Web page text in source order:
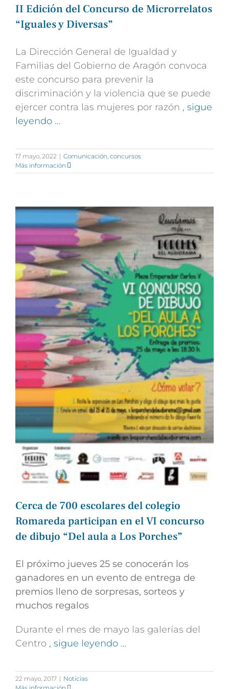
II Edición del Concurso de Microrrelatos
“Iguales y Diversas”
La Dirección General de Igualdad y
Familias del Gobierno de Aragón convoca
este concurso para prevenir la
discriminación y la violencia que se puede
ejercer contra las mujeres por razón , sigue
leyendo …
17 mayo, 2022 | Comunicación concursos
Más información
Cerca de 700 escolares del colegio
Romareda participan en el VI concurso
de dibujo “Del aula a Los Porches”
El próximo jueves 25 se conocerán los
ganadores en un evento de entrega de
premios lleno de sorpresas, sorteos y
muchos regalos
Durante el mes de mayo las galerías del
Centro , sigue leyendo …
22 mayo, 2017 | Noticias